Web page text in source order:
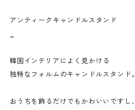
アンティークキャンドルスタンド
韓国インテリアによく見かける
独特なフォルムのキャンドルスタンド。
おうちを飾るだけでもかわいいですし、